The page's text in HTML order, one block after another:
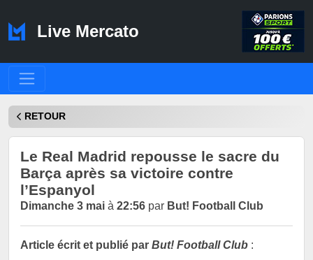
Live Mercato
RETOUR
Le Real Madrid repousse le sacre du
Barça après sa victoire contre
l’Espanyol
Dimanche 3 mai à 22:56 par But! Football Club
Article écrit et publié par But! Football Club :